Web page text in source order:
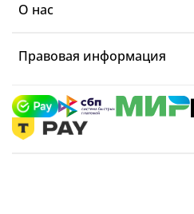
О нас
Правовая информация